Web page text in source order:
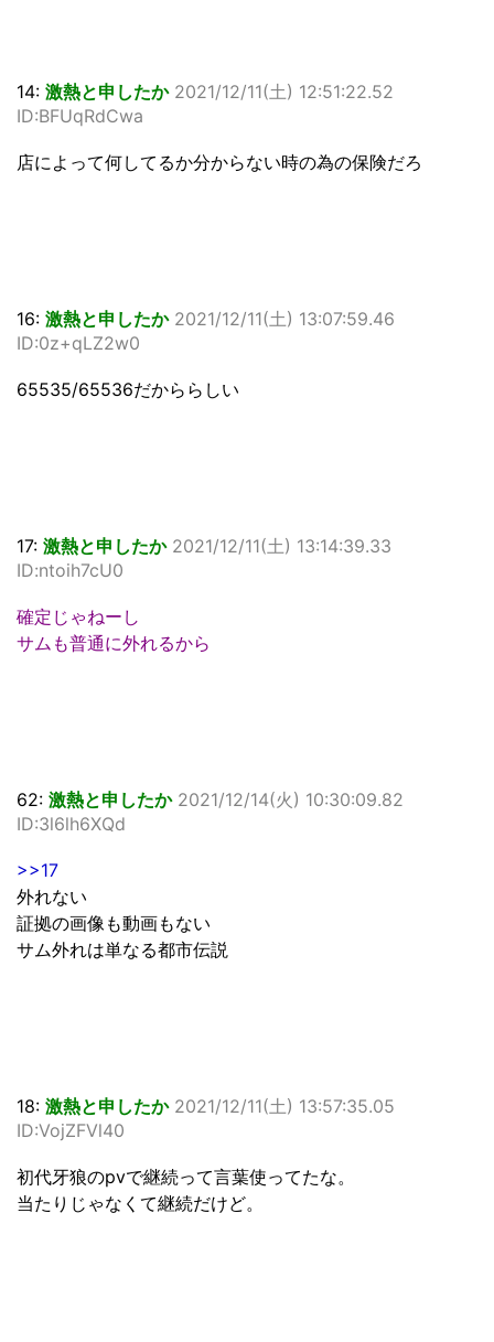
14: 激熱と申したか 2021/12/11(土) 12:51:22.52
ID:BFUqRdCwa
店によって何してるか分からない時の為の保険だろ
16: 激熱と申したか 2021/12/11(土) 13:07:59.46
ID:0z+qLZ2w0
65535/65536だかららしい
17: 激熱と申したか 2021/12/11(土) 13:14:39.33
ID:ntoih7cU0
確定じゃねーし
サムも普通に外れるから
62: 激熱と申したか 2021/12/14(火) 10:30:09.82
ID:3l6lh6XQd
>>17
外れない
証拠の画像も動画もない
サム外れは単なる都市伝説
18: 激熱と申したか 2021/12/11(土) 13:57:35.05
ID:VojZFVl40
初代牙狼のpvで継続って言葉使ってたな。
当たりじゃなくて継続だけど。